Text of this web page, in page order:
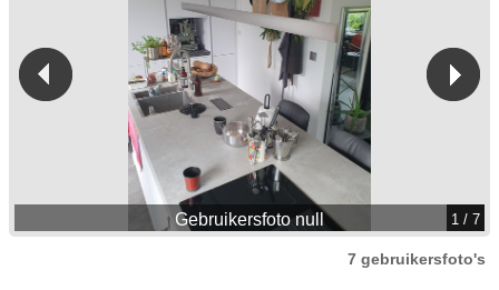
Gebruikersfoto null 1 / 7
7 gebruikersfoto's